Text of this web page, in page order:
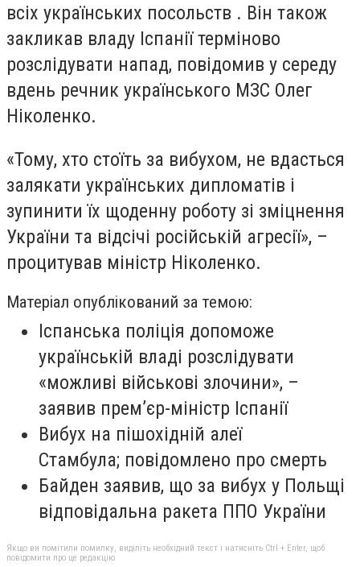
всіх українських посольств . Він також
закликав владу Іспанії терміново
розслідувати напад, повідомив у середу
вдень речник українського МЗС Олег
Ніколенко.
«Тому, хто стоїть за вибухом, не вдасться
залякати українських дипломатів і
зупинити їх щоденну роботу зі зміцнення
України та відсічі російській агресії», –
процитував міністр Ніколенко.
Матеріал опублікований за темою:
Іспанська поліція допоможе
українській владі розслідувати
«можливі військові злочини», –
заявив прем’єр-міністр Іспанії
Вибух на пішохідній алеї
Стамбула; повідомлено про смерть
Байден заявив, що за вибух у Польщі
відповідальна ракета ППО України
Якщо ви помітили помилку, виділіть необхідний текст і натисніть Ctrl + Enter, щоб
повідомити про це редакцію